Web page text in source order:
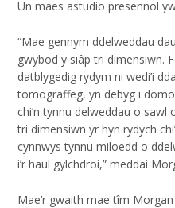
Un maes astudio presennol
“Mae gennym ddelweddau
gwybod y siâp tri dimensiwn.
datblygedig rydym ni wedi’i
tomograffeg, yn debyg i
chi’n tynnu delweddau o
tri dimensiwn yr hyn rydych
cynnwys tynnu miloedd o
i’r haul gylchdroi,” meddai
Mae’r gwaith mae tîm